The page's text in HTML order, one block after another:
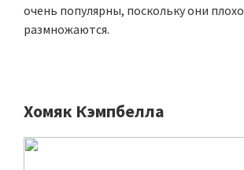
очень популярны, поскольку они плохо
размножаются.
Хомяк Кэмпбелла